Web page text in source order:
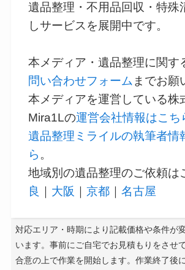
遺品整理・不用品回収・特殊
しサービスを展開中です。
本メディア・遺品整理に関す
問い合わせフォーム までお願
本メディアを運営している株
Mira1Lの運営会社情報はこち
遺品整理ミライルの執筆者情
ら 。
地域別の遺品整理のご依頼は
良
大阪 ｜京都 ｜名古屋
対応エリア・時期により記載価格や条件が
います。事前にご自宅でお見積もりをさせ
合意の上で作業を開始します。作業終了後